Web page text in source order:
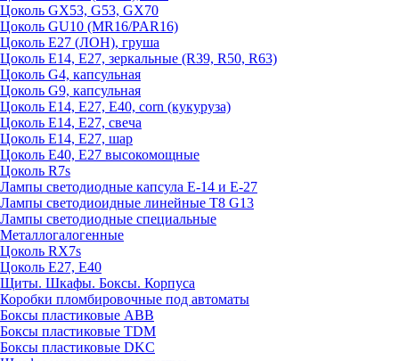
Цоколь GX53, G53, GX70
Цоколь GU10 (MR16/PAR16)
Цоколь Е27 (ЛОН), груша
Цоколь Е14, Е27, зеркальные (R39, R50, R63)
Цоколь G4, капсульная
Цоколь G9, капсульная
Цоколь Е14, Е27, Е40, corn (кукуруза)
Цоколь Е14, Е27, свеча
Цоколь Е14, Е27, шар
Цоколь Е40, Е27 высокомощные
Цоколь R7s
Лампы светодиодные капсула Е-14 и Е-27
Лампы светодиоидные линейные T8 G13
Лампы светодиодные специальные
Металлогалогенные
Цоколь RX7s
Цоколь Е27, E40
Щиты. Шкафы. Боксы. Корпуса
Коробки пломбировочные под автоматы
Боксы пластиковые ABB
Боксы пластиковые TDM
Боксы пластиковые DKC